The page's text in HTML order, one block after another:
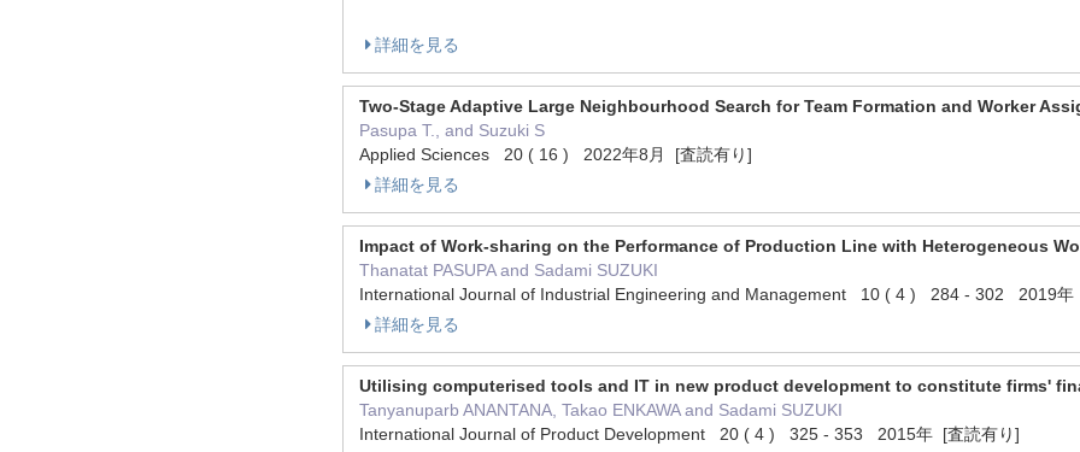
詳細を見る
Two-Stage Adaptive Large Neighbourhood Search for Team Formation and Worker
Pasupa T., and Suzuki S
Applied Sciences 20 ( 16 ) 2022年8月 [査読有り]
詳細を見る
Impact of Work-sharing on the Performance of Production Line with Heterogeneous
Thanatat PASUPA and Sadami SUZUKI
International Journal of Industrial Engineering and Management 10 ( 4 ) 284 - 302 2019年
詳細を見る
Utilising computerised tools and IT in new product development to constitute firms'
Tanyanuparb ANANTANA, Takao ENKAWA and Sadami SUZUKI
International Journal of Product Development 20 ( 4 ) 325 - 353 2015年 [査読有り]